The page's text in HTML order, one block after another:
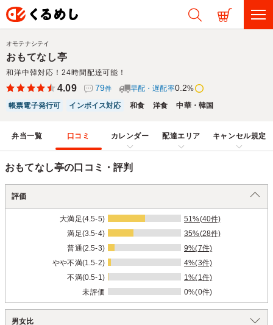
おもてなし亭
和洋中韓対応！24時間配達可能！
オモテナシテイ
4.09 79件 早配・遅配率0.2%
帳票電子発行可
インボイス対応 和食 洋食 中華・韓国
弁当一覧 口コミ カレンダー 配達エリア キャンセル規定
おもてなし亭の口コミ・評判
評価
大満足(4.5-5)
51%(40件)
満足(3.5-4)
35%(28件)
普通(2.5-3)
9%(7件)
やや不満(1.5-2)
4%(3件)
不満(0.5-1)
1%(1件)
未評価
0%(0件)
男女比